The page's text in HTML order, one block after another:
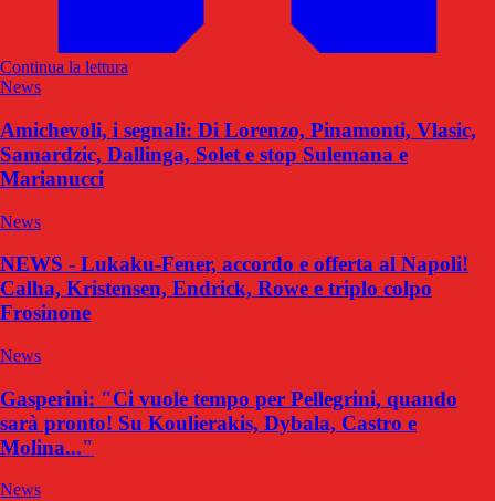
Continua la lettura
News
Amichevoli, i segnali: Di Lorenzo, Pinamonti, Vlasic,
Samardzic, Dallinga, Solet e stop Sulemana e
Marianucci
News
NEWS - Lukaku-Fener, accordo e offerta al Napoli!
Calha, Kristensen, Endrick, Rowe e triplo colpo
Frosinone
News
Gasperini: "Ci vuole tempo per Pellegrini, quando
sarà pronto! Su Koulierakis, Dybala, Castro e
Molina..."
News